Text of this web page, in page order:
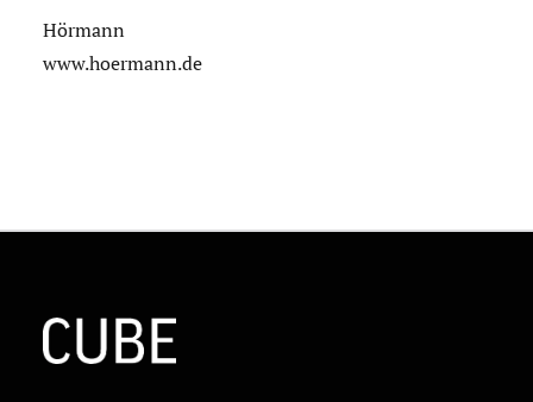
Hörmann
www.hoermann.de